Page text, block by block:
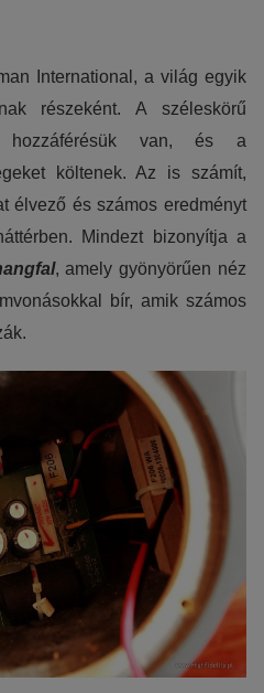
International, a világ egyik
részeként. A széleskörű
hozzáférésük van, és a
költenek. Az is számít,
élvező és számos eredményt
Mindezt bizonyítja a
, amely gyönyörűen néz
bír, amik számos